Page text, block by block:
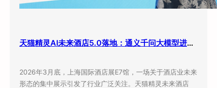
天猫精灵AI未来酒店5.0落地：通义千问大模型进驻客房，酒店业迎来”数字员工”时代
2026年3月底，上海国际酒店展E7馆，一场关于酒店业未来
形态的集中展示引发了行业广泛关注。天猫精灵未来酒店